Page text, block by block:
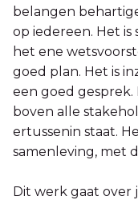
belangen
op iedereen. Het
het ene
goed plan. Het is
een goed
boven alle
ertussenin staat.
samenleving, met
Dit werk gaat